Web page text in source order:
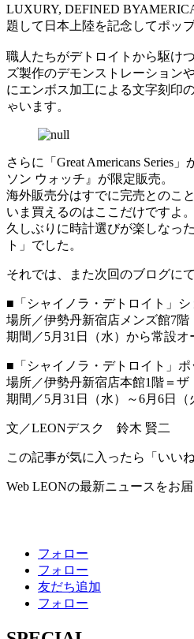
LUXURY, DEFINED
題して日本上陸を記念してポッ
職人たちがデトロイトから駆け
ズ製作のデモンストレーション
にエンボス加工による文字刻印
ゃいます。
さらに「Great Americans Series
ソン ウォッチ』が限定販売。
海外販売分はすでに完売とのこと
いま買えるのはここだけですよ。
久しぶりに時計選びが楽しなっ
ト」でした。
それでは、また次回のブログにて
■「シャイノラ・デトロイト」シ
場所／伊勢丹新宿店メンズ館7階
期間／5月31日（水）から常設オ
■「シャイノラ・デトロイト」ポ
場所／伊勢丹新宿店本館1階＝ザ
期間／5月31日（水）～6月6日（
文／LEONデスク 鈴木 賢二
この記事が気に入ったら「いい
Web LEONの最新ニュースをお届
フォロー
フォロー
友だち追加
フォロー